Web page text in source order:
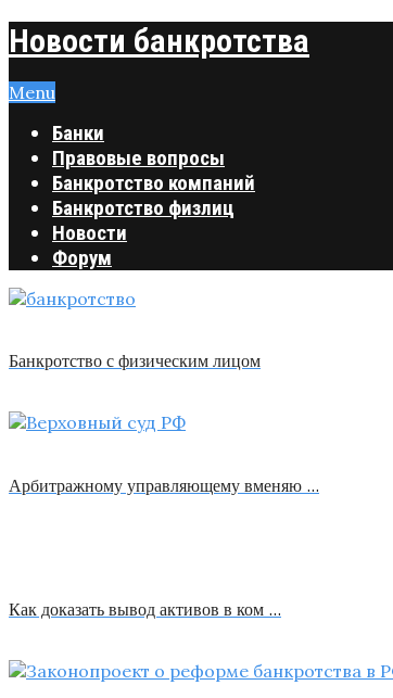
Новости банкротства
Menu
Банки
Правовые вопросы
Банкротство компаний
Банкротство физлиц
Новости
Форум
Банкротство с физическим лицом
Арбитражному управляющему вменяю …
Как доказать вывод активов в ком …